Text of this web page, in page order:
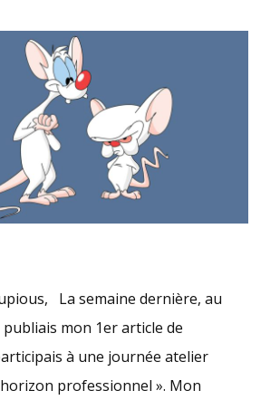
La semaine dernière, au
mon 1er article de
à une journée atelier
professionnel ». Mon